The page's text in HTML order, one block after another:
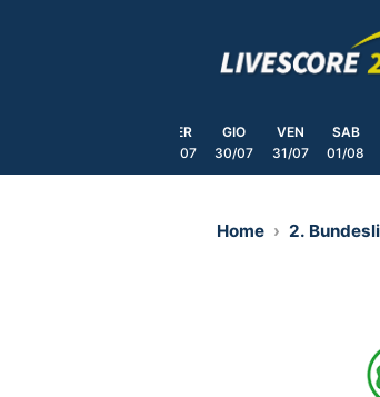
MER
29/07
GIO
30/07
VEN
31/07
SAB
01/08
Home 2.